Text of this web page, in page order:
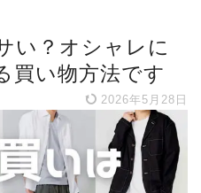
い？オシャレに
買い物方法です
2026年5月28日